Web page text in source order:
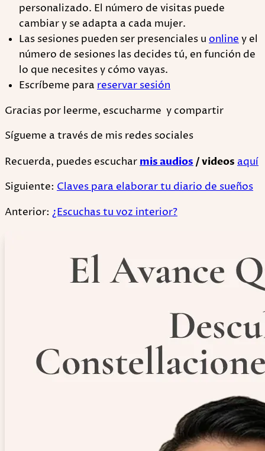
personalizado. El número de visitas puede
cambiar y se adapta a cada mujer.
Las sesiones pueden ser presenciales u onliney el
número de sesiones las decides tú, en función de
lo que necesites y cómo vayas.
Escríbeme para reservar sesión
Gracias por leerme, escucharme y compartir
Sígueme a través de mis redes sociales
Recuerda, puedes escuchar mis audios / videos aquí
Siguiente: Claves para elaborar tu diario de sueños
Anterior: ¿Escuchas tu voz interior?